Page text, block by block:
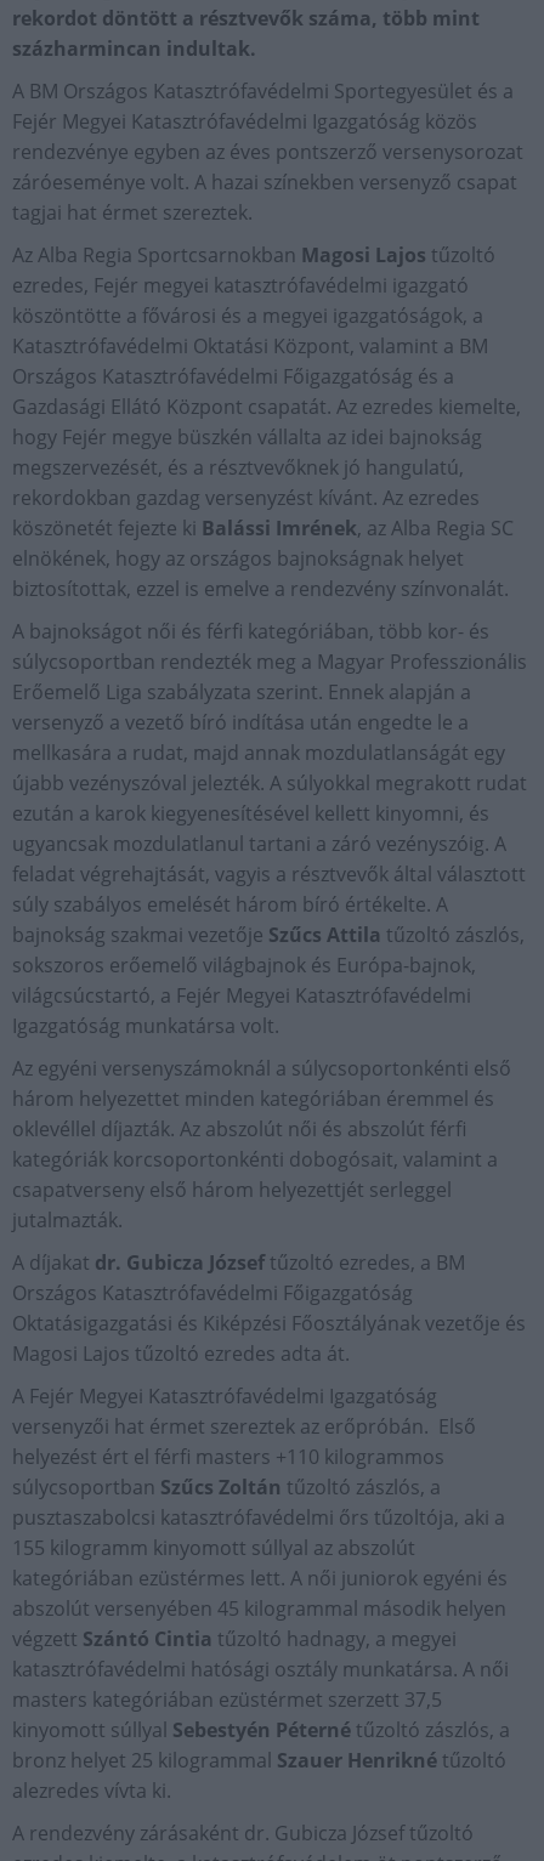
rekordot döntött a résztvevők száma, több mint
százharmincan indultak.
A BM Országos Katasztrófavédelmi Sportegyesület és a
Fejér Megyei Katasztrófavédelmi Igazgatóság közös
rendezvénye egyben az éves pontszerző versenysorozat
záróeseménye volt. A hazai színekben versenyző csapat
tagjai hat érmet szereztek.
Az Alba Regia Sportcsarnokban Magosi Lajos tűzoltó
ezredes, Fejér megyei katasztrófavédelmi igazgató
köszöntötte a fővárosi és a megyei igazgatóságok, a
Katasztrófavédelmi Oktatási Központ, valamint a BM
Országos Katasztrófavédelmi Főigazgatóság és a
Gazdasági Ellátó Központ csapatát. Az ezredes kiemelte,
hogy Fejér megye büszkén vállalta az idei bajnokság
megszervezését, és a résztvevőknek jó hangulatú,
rekordokban gazdag versenyzést kívánt. Az ezredes
köszönetét fejezte ki Balássi Imrének, az Alba Regia SC
elnökének, hogy az országos bajnokságnak helyet
biztosítottak, ezzel is emelve a rendezvény színvonalát.
A bajnokságot női és férfi kategóriában, több kor- és
súlycsoportban rendezték meg a Magyar Professzionális
Erőemelő Liga szabályzata szerint. Ennek alapján a
versenyző a vezető bíró indítása után engedte le a
mellkasára a rudat, majd annak mozdulatlanságát egy
újabb vezényszóval jelezték. A súlyokkal megrakott rudat
ezután a karok kiegyenesítésével kellett kinyomni, és
ugyancsak mozdulatlanul tartani a záró vezényszóig. A
feladat végrehajtását, vagyis a résztvevők által választott
súly szabályos emelését három bíró értékelte. A
bajnokság szakmai vezetője Szűcs Attila tűzoltó zászlós,
sokszoros erőemelő világbajnok és Európa-bajnok,
világcsúcstartó, a Fejér Megyei Katasztrófavédelmi
Igazgatóság munkatársa volt.
Az egyéni versenyszámoknál a súlycsoportonkénti első
három helyezettet minden kategóriában éremmel és
oklevéllel díjazták. Az abszolút női és abszolút férfi
kategóriák korcsoportonkénti dobogósait, valamint a
csapatverseny első három helyezettjét serleggel
jutalmazták.
A díjakat dr. Gubicza Józseftűzoltó ezredes, a BM
Országos Katasztrófavédelmi Főigazgatóság
Oktatásigazgatási és Kiképzési Főosztályának vezetője és
Magosi Lajos tűzoltó ezredes adta át.
A Fejér Megyei Katasztrófavédelmi Igazgatóság
versenyzői hat érmet szereztek az erőpróbán. Első
helyezést ért el férfi masters +110 kilogrammos
súlycsoportban Szűcs Zoltán tűzoltó zászlós, a
pusztaszabolcsi katasztrófavédelmi őrs tűzoltója, aki a
155 kilogramm kinyomott súllyal az abszolút
kategóriában ezüstérmes lett. A női juniorok egyéni és
abszolút versenyében 45 kilogrammal második helyen
végzett Szántó Cintia tűzoltó hadnagy, a megyei
katasztrófavédelmi hatósági osztály munkatársa. A női
masters kategóriában ezüstérmet szerzett 37,5
kinyomott súllyal Sebestyén Péterné tűzoltó zászlós, a
bronz helyet 25 kilogrammal Szauer Henrikné tűzoltó
alezredes vívta ki.
A rendezvény zárásaként dr. Gubicza József tűzoltó